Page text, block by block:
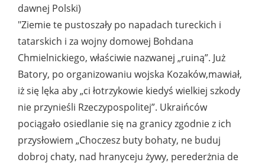
dawnej Polski)
"Ziemie te pustoszały po napadach tureckich i
tatarskich i za wojny domowej Bohdana
Chmielnickiego, właściwie nazwanej „ruiną”. Już
Batory, po organizowaniu wojska Kozaków,mawiał,
iż się lęka aby „ci łotrzykowie kiedyś wielkiej szkody
nie przynieśli Rzeczypospolitej”. Ukraińców
pociągało osiedlanie się na granicy zgodnie z ich
przysłowiem „Choczesz buty bohaty, ne buduj
dobroj chaty, nad hranyceju żywy, perederżnia de